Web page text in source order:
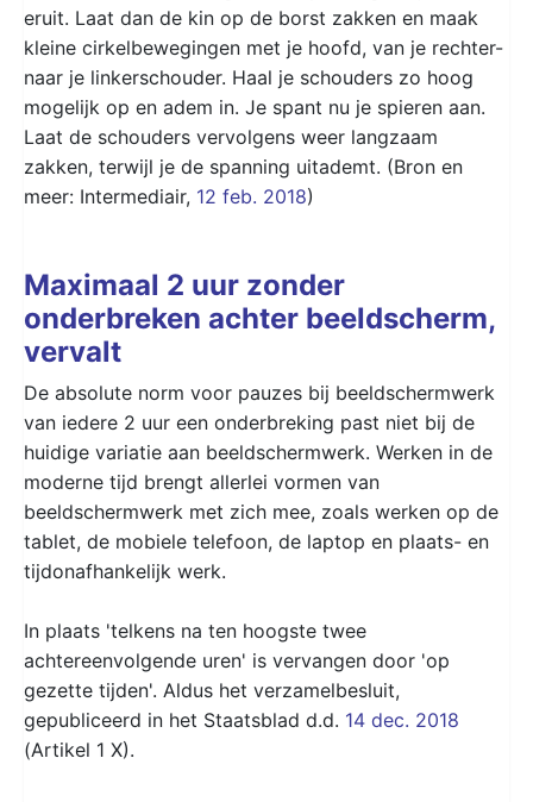
eruit. Laat dan de kin op de borst zakken en maak
kleine cirkelbewegingen met je hoofd, van je rechter-
naar je linkerschouder. Haal je schouders zo hoog
mogelijk op en adem in. Je spant nu je spieren aan.
Laat de schouders vervolgens weer langzaam
zakken, terwijl je de spanning uitademt. (Bron en
meer: Intermediair, 12 feb. 2018)
Maximaal 2 uur zonder
onderbreken achter beeldscherm,
vervalt
De absolute norm voor pauzes bij beeldschermwerk
van iedere 2 uur een onderbreking past niet bij de
huidige variatie aan beeldschermwerk. Werken in de
moderne tijd brengt allerlei vormen van
beeldschermwerk met zich mee, zoals werken op de
tablet, de mobiele telefoon, de laptop en plaats- en
tijdonafhankelijk werk.
In plaats 'telkens na ten hoogste twee
achtereenvolgende uren' is vervangen door 'op
gezette tijden'. Aldus het verzamelbesluit,
gepubliceerd in het Staatsblad d.d. 14 dec. 2018
(Artikel 1 X).